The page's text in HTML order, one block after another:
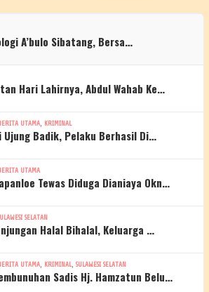
A’bulo Sibatang, Bersa…
Hari Lahirnya, Abdul Wahab Ke…
UTAMA KRIMINAL
Ujung Badik, Pelaku Berhasil Di…
UTAMA
Tewas Diduga Dianiaya Okn…
SELATAN
Halal Bihalal, Keluarga …
UTAMA KRIMINAL SULAWESI SELATAN
Sadis Hj. Hamzatun Belu…